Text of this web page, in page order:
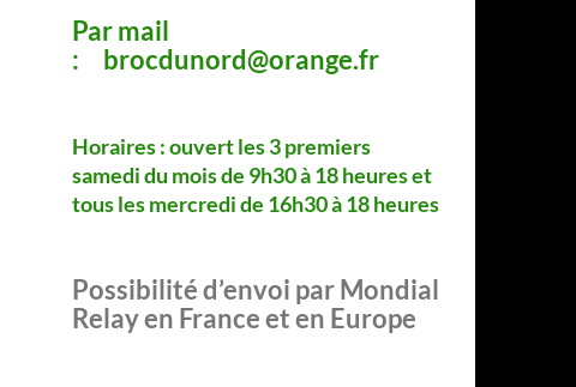
Par mail
: brocdunord@orange.fr
Horaires : ouvert les 3 premiers
samedi du mois de 9h30 à 18 heureset
tous les mercredi de 16h30 à 18 heures
Possibilité d’envoi par Mondial
Relay en France et en Europe